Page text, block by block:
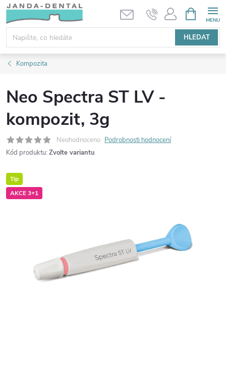
Přejít
obsah
HLEDAT
NÁKUPNÍ
KOŠÍK
Kompozita
Neo Spectra ST LV -
kompozit, 3g
Neohodnoceno Podrobnosti hodnocení
Kód produktu: Zvolte variantu
Tip
AKCE 3+1